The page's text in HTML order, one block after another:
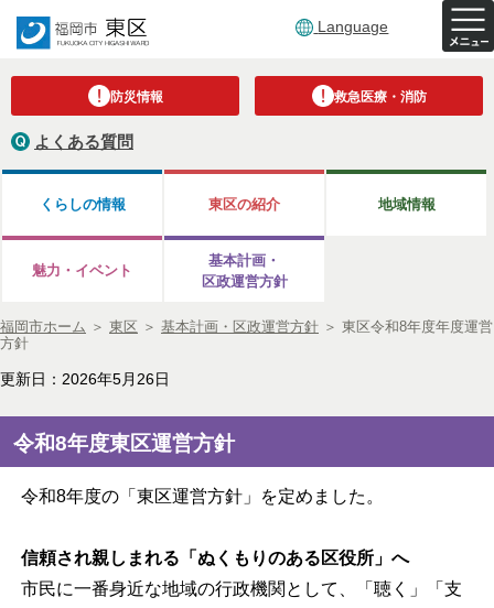
Language
防災情報 救急医療・消防
よくある質問
くらしの情報 東区の紹介 地域情報
魅力・イベント
基本計画・
区政運営方針
福岡市ホーム ＞ 東区 ＞ 基本計画・区政運営方針 ＞ 東区令和8年度年度運営
方針
更新日：2026年5月26日
令和8年度東区運営方針
令和8年度の「東区運営方針」を定めました。
信頼され親しまれる「ぬくもりのある区役所」へ
市民に一番身近な地域の行政機関として、「聴く」「支